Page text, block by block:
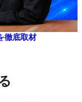
徹底取材